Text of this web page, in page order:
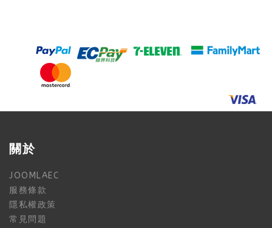
關於
JOOMLAEC
服務條款
隱私權政策
常見問題